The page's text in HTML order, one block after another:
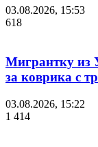
03.08.2026, 15:53
618
Мигрантку из
за коврика с
03.08.2026, 15:22
1 414